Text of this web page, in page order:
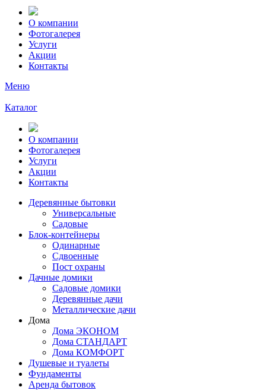
О компании
Фотогалерея
Услуги
Акции
Контакты
Меню
Каталог
О компании
Фотогалерея
Услуги
Акции
Контакты
Деревянные бытовки
Универсальные
Садовые
Блок-контейнеры
Одинарные
Сдвоенные
Пост охраны
Дачные домики
Садовые домики
Деревянные дачи
Металлические дачи
Дома
Дома ЭКОНОМ
Дома СТАНДАРТ
Дома КОМФОРТ
Душевые и туалеты
Фундаменты
Аренда бытовок